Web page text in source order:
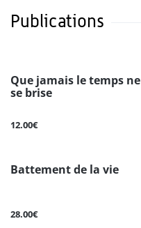
Publications
Que jamais le temps ne
se brise
12.00€
Battement de la vie
28.00€